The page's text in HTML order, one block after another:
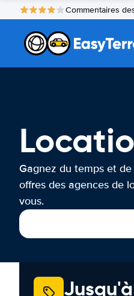
Commentaires
Gagnez du temps et
offres des agences de
vous.